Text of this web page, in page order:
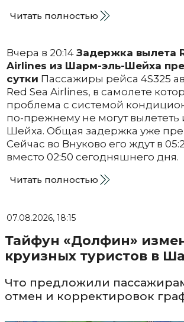
Читать полностью
Вчера в 20:14 Задержка вылета
Airlines из Шарм-эль-Шейха
сутки Пассажиры рейса 4S325
Red Sea Airlines, в самолете
проблема с системой
по-прежнему не могут
Шейха. Общая задержка уже
Сейчас во Внуково его ждут в
вместо 02:50 сегодняшнего дня.
Читать полностью
07.08.2026, 18:15
Тайфун «Долфин»
круизных туристов в
Что предложили
отмен и корректировок